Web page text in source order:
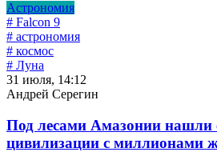
Астрономия
# Falcon 9
# астрономия
# космос
# Луна
31 июля, 14:12
Андрей Серегин
Под лесами Амазонии нашли
цивилизации с миллионами